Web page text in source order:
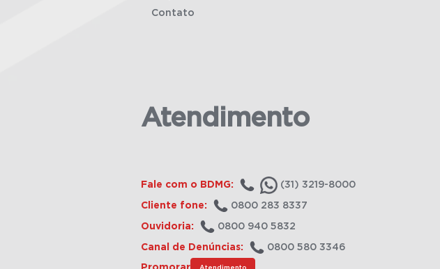
Contato
Atendimento
Fale com o BDMG: (31) 3219-8000
Cliente fone: 0800 283 8337
Ouvidoria: 0800 940 5832
Canal de Denúncias: 0800 580 3346
Atendimento